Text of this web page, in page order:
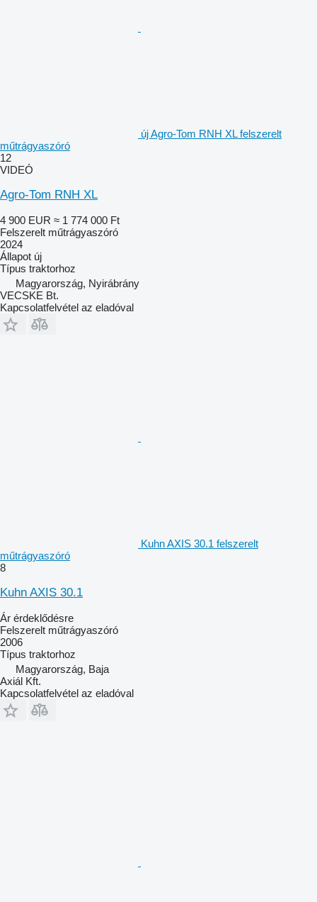
új Agro-Tom RNH XL felszerelt
műtrágyaszóró
12
VIDEÓ
Agro-Tom RNH XL
4 900 EUR ≈ 1 774 000 Ft
Felszerelt műtrágyaszóró
2024
Állapot új
Típus traktorhoz
Magyarország, Nyirábrány
VECSKE Bt.
Kapcsolatfelvétel az eladóval
Kuhn AXIS 30.1 felszerelt
műtrágyaszóró
8
Kuhn AXIS 30.1
Ár érdeklődésre
Felszerelt műtrágyaszóró
2006
Típus traktorhoz
Magyarország, Baja
Axiál Kft.
Kapcsolatfelvétel az eladóval